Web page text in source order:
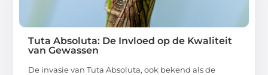
Tuta Absoluta: De Invloed op de Kwaliteit
van Gewassen
De invasie van Tuta Absoluta, ook bekend als de